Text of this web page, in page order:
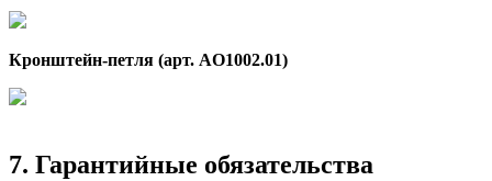
Кронштейн-петля (арт. AO1002.01)
7. Гарантийные обязательства